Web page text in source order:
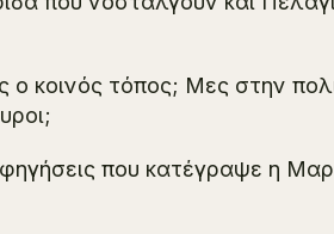
ο κοινός τόπος; Μες στην
που κατέγραψε η